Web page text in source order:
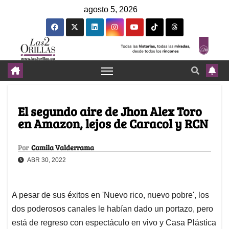
agosto 5, 2026
El segundo aire de Jhon Alex Toro
en Amazon, lejos de Caracol y RCN
Por Camila Valderrama
ABR 30, 2022
A pesar de sus éxitos en 'Nuevo rico, nuevo pobre', los
dos poderosos canales le habían dado un portazo, pero
está de regreso con espectáculo en vivo y Casa Plástica